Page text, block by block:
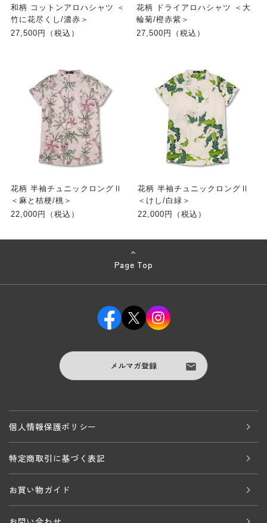
和柄 コットンアロハシャツ ＜
竹に花尽くし/濃赤＞
27,500円（税込）
花柄 ドライアロハシャツ ＜大
輪菊/橙赤紫＞
27,500円（税込）
花柄 半袖チュニックロングⅡ
＜麻と桔梗/桃＞
22,000円（税込）
花柄 半袖チュニックロングⅡ
＜けし/白緑＞
22,000円（税込）
Page Top
メルマガ登録
個人情報保護ポリシー
特定商取引に基づく表記
お買い物ガイド